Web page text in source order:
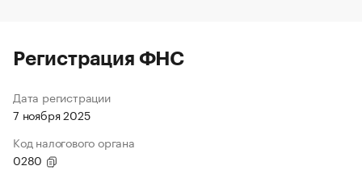
Регистрация ФНС
Дата регистрации
7 ноября 2025
Код налогового органа
0280